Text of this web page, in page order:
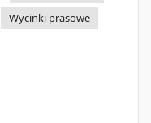
Wycinki prasowe